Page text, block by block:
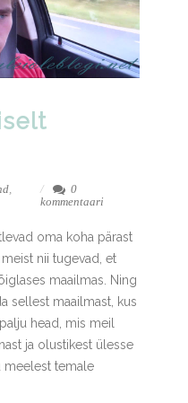
,
0
kommentaari
oma koha pärast
nii tugevad, et
maailmas. Ning
sellest maailmast, kus
head, mis meil
ja olustikest ülesse
meelest temale